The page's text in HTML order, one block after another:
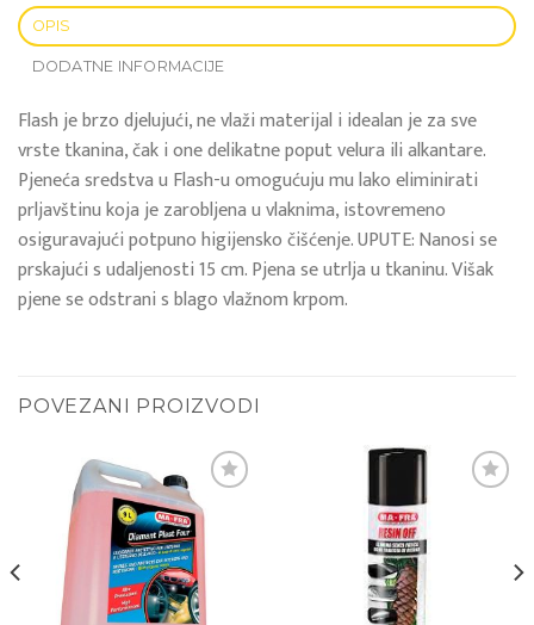
OPIS
DODATNE INFORMACIJE
Flash je brzo djelujući, ne vlaži materijal i idealan je za sve
vrste tkanina, čak i one delikatne poput velura ili alkantare.
Pjeneća sredstva u Flash-u omogućuju mu lako eliminirati
prljavštinu koja je zarobljena u vlaknima, istovremeno
osiguravajući potpuno higijensko čišćenje. UPUTE: Nanosi se
prskajući s udaljenosti 15 cm. Pjena se utrlja u tkaninu. Višak
pjene se odstrani s blago vlažnom krpom.
POVEZANI PROIZVODI
Add to
wishlist